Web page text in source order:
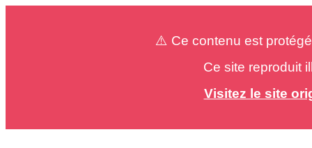
⚠️ Ce contenu est
Ce site reproduit
Visitez le site